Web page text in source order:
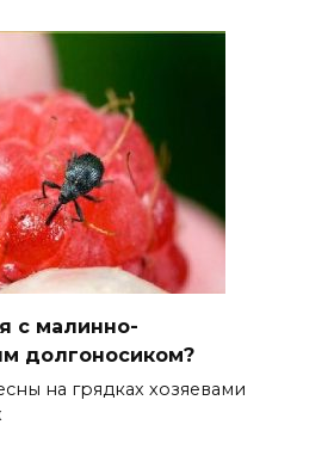
с малинно-
долгоносиком?
на грядках хозяевами